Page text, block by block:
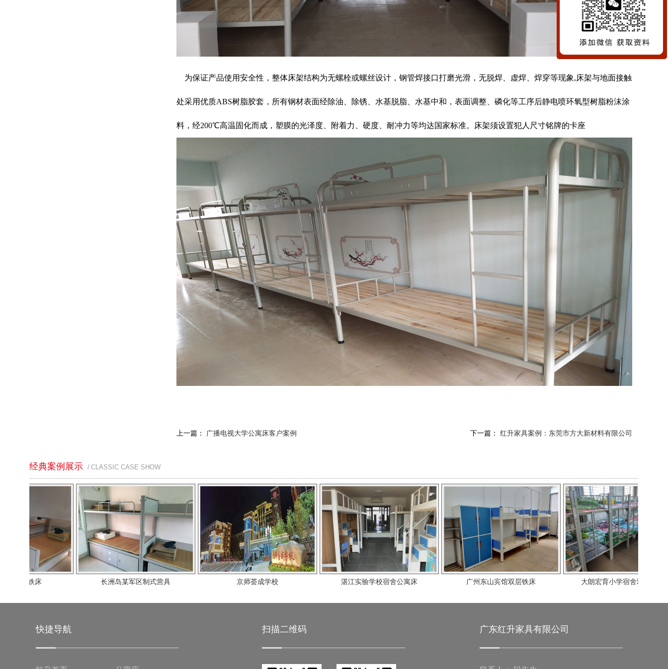
为保证产品使用安全性，整体床架结构为无螺栓或螺丝设计，钢管焊接口打磨光滑，无脱焊、虚焊、焊穿等现象,床架与地面接触
处采用优质ABS树脂胶套，所有钢材表面经除油、除锈、水基脱脂、水基中和，表面调整、磷化等工序后静电喷环氧型树脂粉沫涂
料，经200℃高温固化而成，塑膜的光泽度、附着力、硬度、耐冲力等均达国家标准。床架须设置犯人尺寸铭牌的卡座
上一篇： 广播电视大学公寓床客户案例 下一篇： 红升家具案例：东莞市方大新材料有限公司
经典案例展示 / CLASSIC CASE SHOW
长洲岛某军区制式营具 京师荟成学校 湛江实验学校宿舍公寓床 广州东山宾馆双层铁床 大朗宏育小学宿舍双层铁床
快捷导航 扫描二维码 广东红升家具有限公司